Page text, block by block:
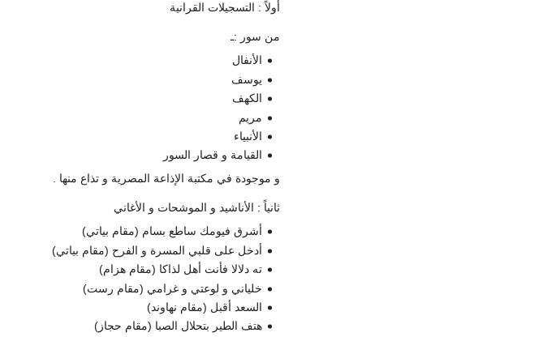
أولاً : التسجيلات القرانية
من سور :ـ
الأنفال
يوسف
الكهف
مريم
الأنبياء
القيامة و قصار السور
و موجودة في مكتبة الإذاعة المصرية و تذاع منها .
ثانياً : الأناشيد و الموشحات و الأغاني
أشرق فيومك ساطع بسام (مقام بياتي)
أدخل على قلبي المسرة و الفرح (مقام بياتي)
ته دلالا فأنت أهل لذاكا (مقام هزام)
خلياني و لوعتي و غرامي (مقام رست)
السعد أقبل (مقام نهاوند)
هتف الطير بتحلال الصبا (مقام حجاز)